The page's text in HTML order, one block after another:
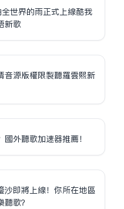
世界的雨正式上線酷我
新歌
音源版權限制聽羅雲熙新
外聽歌加速器推薦！
沙即將上線！你所在地區
歌？